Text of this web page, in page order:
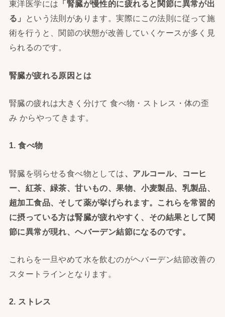
東洋医学には 「腎臓が慢性的に疲れると関節に異常が出
る」
という法則があります。実際にこの法則に従って施
術を行うと、関節の状態が改善していくケースが多く見
られるのです。
腎臓が疲れる原因とは
腎臓の疲れは大きく分けて 食べ物・ストレス・体の歪
み からやってきます。
1. 食べ物
腎臓を弱らせる食べ物としては、アルコール、コーヒ
ー、紅茶、 緑茶、甘いもの、果物、小麦製品、乳製品、
超加工食品、 そして薬が挙げられます。 これらを常習的
に摂っている方は腎臓が疲れやすく、 その結果として関
節に異常が現れ、ヘバーデン結節になるのです。
これらを一旦やめて水を飲むのがヘバーデン結節改善の
スタートラインとなります。
2. ストレス